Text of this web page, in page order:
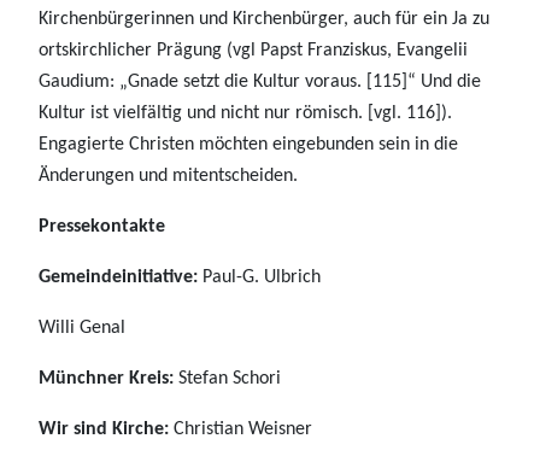
Kirchenbürgerinnen und Kirchenbürger, auch für ein Ja zu
ortskirchlicher Prägung (vgl Papst Franziskus, Evangelii
Gaudium: „Gnade setzt die Kultur voraus. [115]“ Und die
Kultur ist vielfältig und nicht nur römisch. [vgl. 116]).
Engagierte Christen möchten eingebunden sein in die
Änderungen und mitentscheiden.
Pressekontakte
Gemeindeinitiative: Paul-G. Ulbrich
Willi Genal
Münchner Kreis: Stefan Schori
Wir sind Kirche: Christian Weisner